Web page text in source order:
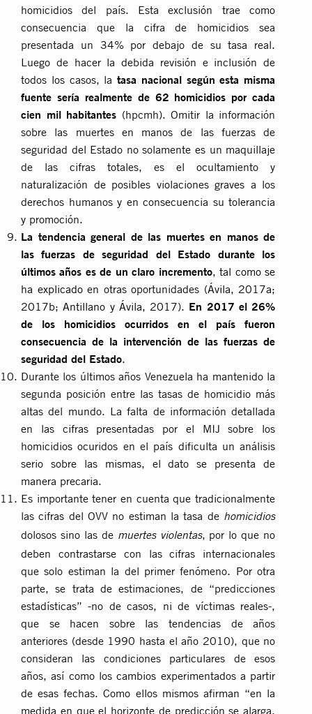
homicidios del país. Esta exclusión trae como
consecuencia que la cifra de homicidios sea
presentada un 34% por debajo de su tasa real.
Luego de hacer la debida revisión e inclusión de
todos los casos, latasa nacional según esta misma
fuente sería realmente de 62 homicidios por cada
cien mil habitantes (hpcmh). Omitir la información
sobre las muertes en manos de las fuerzas de
seguridad del Estado no solamente es un maquillaje
de las cifras totales, es el ocultamiento y
naturalización de posibles violaciones graves a los
derechos humanos y en consecuencia su tolerancia
y promoción.
La tendencia general de las muertes en manos de
las fuerzas de seguridad del Estado durante los
últimos años es de un claro incremento,tal como se
ha explicadoen otras oportunidades (Ávila, 2017a;
2017b;Antillano y Ávila, 2017). En 2017 el 26%
de los homicidios ocurridos en el país fueron
consecuencia de la intervención de las fuerzas de
seguridad del Estado.
Durante los últimos años Venezuela ha mantenido la
segunda posición entre las tasas de homicidio más
altas del mundo. La falta de información detallada
en las cifras presentadas por el MIJ sobre los
homicidios ocuridos en el país dificulta un análisis
serio sobre las mismas, el dato se presenta de
manera precaria.
Es importante tener en cuenta que tradicionalmente
las cifras del OVV no estiman la tasa de homicidios
dolosos sino las de muertes violentas, por lo que no
deben contrastarse con las cifras internacionales
que solo estiman la del primer fenómeno. Por otra
parte, se trata de estimaciones, de “predicciones
estadísticas” -no de casos, ni de víctimas reales-,
que se hacen sobre las tendencias de años
anteriores (desde 1990 hasta el año 2010), que no
consideran las condiciones particulares de esos
años, así como los cambios experimentados a partir
de esas fechas. Como ellos mismos afirman “en la
medida en que el horizonte de predicción se alarga,